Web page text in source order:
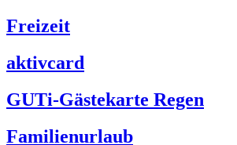
Freizeit
aktivcard
GUTi-Gästekarte Regen
Familienurlaub